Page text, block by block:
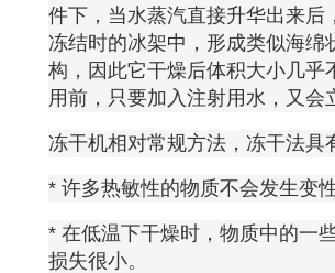
件下，当水蒸汽直接升华出来后
冻结时的冰架中，形成类似海绵
构，因此它干燥后体积大小几乎
用前，只要加入注射用水，又会
冻干机相对常规方法，冻干法具
* 许多热敏性的物质不会发生变性
* 在低温下干燥时，物质中的一
损失很小。